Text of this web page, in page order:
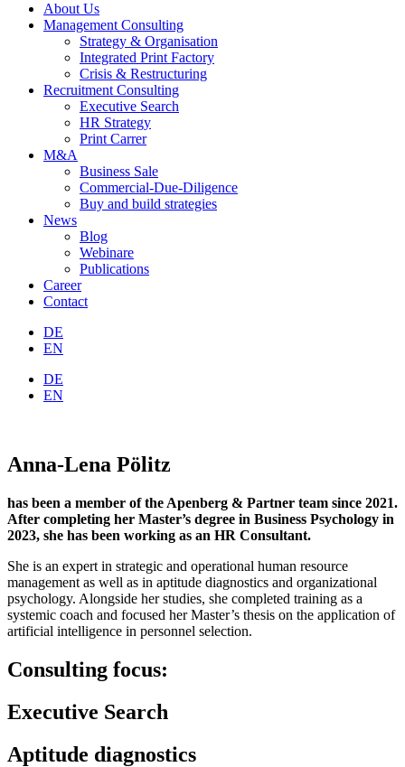
About Us
Management Consulting
Strategy & Organisation
Integrated Print Factory
Crisis & Restructuring
Recruitment Consulting
Executive Search
HR Strategy
Print Carrer
M&A
Business Sale
Commercial-Due-Diligence
Buy and build strategies
News
Blog
Webinare
Publications
Career
Contact
DE
EN
DE
EN
Anna-Lena Pölitz
has been a member of the Apenberg & Partner team since 2021.
After completing her Master’s degree in Business Psychology in
2023, she has been working as an HR Consultant.
She is an expert in strategic and operational human resource
management as well as in aptitude diagnostics and organizational
psychology. Alongside her studies, she completed training as a
systemic coach and focused her Master’s thesis on the application of
artificial intelligence in personnel selection.
Consulting focus:
Executive Search
Aptitude diagnostics